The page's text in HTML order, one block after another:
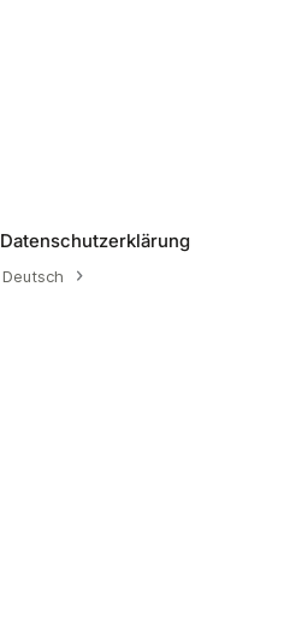
Datenschutzerklärung
Deutsch